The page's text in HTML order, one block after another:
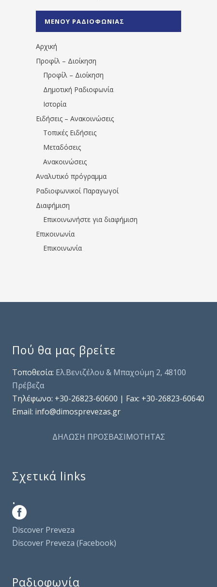
1531194763766854/" artist="" ]
ΜΕΝΟΥ ΡΑΔΙΟΦΩΝΙΑΣ
Αρχική
Προφίλ – Διοίκηση
Προφίλ – Διοίκηση
Δημοτική Ραδιοφωνία
Ιστορία
Ειδήσεις – Ανακοινώσεις
Τοπικές Ειδήσεις
Μεταδόσεις
Ανακοινώσεις
Αναλυτικό πρόγραμμα
Ραδιοφωνικοί Παραγωγοί
Διαφήμιση
Επικοινωνήστε για διαφήμιση
Επικοινωνία
Επικοινωνία
Πού θα μας βρείτε
Τοποθεσία: Ελ.Βενιζέλου & Μπαχούμη 2, 48100
Πρέβεζα
Τηλέφωνo: +30-26823-60600 | Fax: +30-26823-60640
Email: info@dimosprevezas.gr
ΔΗΛΩΣΗ ΠΡΟΣΒΑΣΙΜΟΤΗΤΑΣ
Σχετικά links
.
Discover Preveza
Discover Preveza (Facebook)
Ραδιοφωνία